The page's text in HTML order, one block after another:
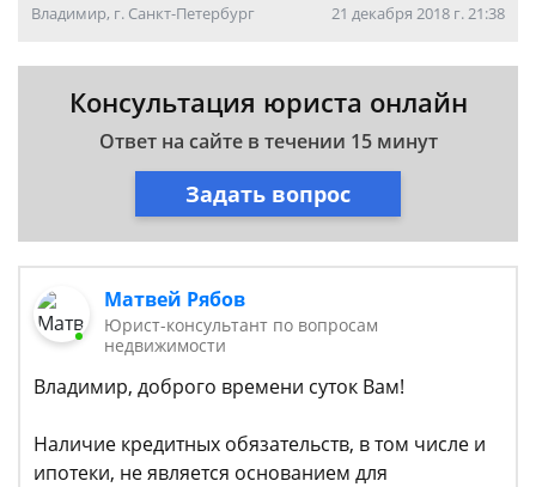
Владимир, г. Санкт-Петербург 21 декабря 2018 г. 21:38
Консультация юриста онлайн
Ответ на сайте в течении 15 минут
Задать вопрос
Матвей Рябов
Юрист-консультант по вопросам
недвижимости
Владимир, доброго времени суток Вам!
Наличие кредитных обязательств, в том числе и
ипотеки, не является основанием для